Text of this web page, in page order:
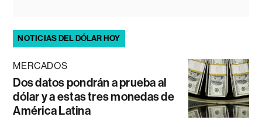
NOTICIAS DEL DÓLAR HOY
MERCADOS
Dos datos pondrán a prueba al
dólar y a estas tres monedas de
América Latina